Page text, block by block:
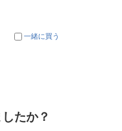
一緒に買う
たか？